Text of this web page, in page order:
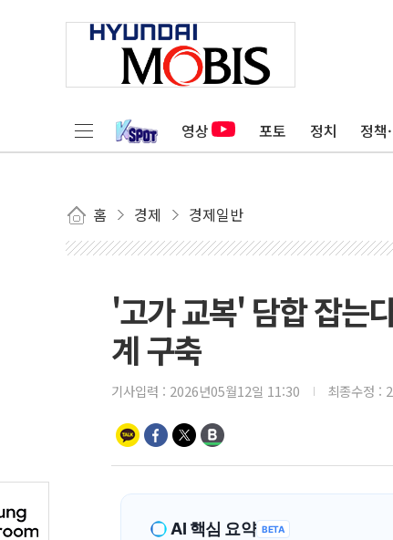
영상 포토 정치 정책
홈 경제 경제일반
'고가 교복' 담합 잡는
계 구축
기사입력 : 2026년05월12일 11:30 최종수정 :
AI 핵심 요약 BETA